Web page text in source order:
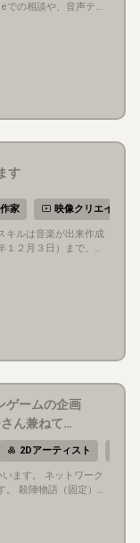
す
家 映像クリエイター
キルは音楽が出来作成
１２月３日）まで、報
ゲームの企画
ん兼ねてく
2Dアーティスト
トワーク
と